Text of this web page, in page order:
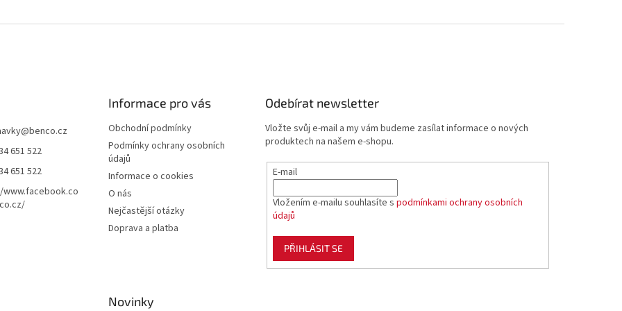
@benco.cz
651 522
651 522
Informace pro vás
Obchodní podmínky
Podmínky ochrany osobních
údajů
Informace o cookies
O nás
Nejčastější otázky
Doprava a platba
Odebírat newsletter
Vložte svůj e-mail a my vám budeme zasílat informace o nových
produktech na našem e-shopu.
E-mail
Vložením e-mailu souhlasíte spodmínkami ochrany osobních
údajů
PŘIHLÁSIT SE
Novinky